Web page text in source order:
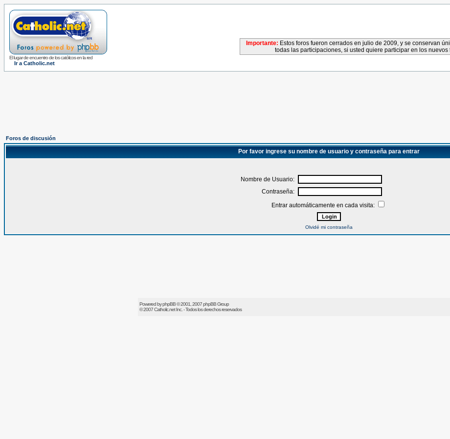
El lugar de encuentro de los católicos en la red
Ir a Catholic.net
Importante: Estos foros fueron cerrados en julio de 2009, y se conservan
todas las participaciones, si usted quiere participar en los nuevos
Foros de discusión
Por favor ingrese su nombre de usuario y contraseña para entrar
Nombre de Usuario:
Contraseña:
Entrar automáticamente en cada visita:
Olvidé mi contraseña
Powered byphpBB© 2001, 2007 phpBB Group
© 2007Catholic.netInc. - Todos los derechos reservados